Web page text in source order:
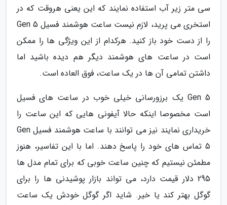
سی متر زیر آب استفاده نمایند که این یعنی هروقت که در
استخری می پرید، لازم نیست ساعت هوشمند فسیل Gen 5
را از دست خود باز کنید. هرکدام از این ویژگی ها را ممکن
است در ساعت های هوشمند دیگر هم دیده باشید اما
داشتن تمامی آن ها در یک ساعت، فوق العاده است.
Gen 5 یک برزورسانی خیلی خوب در ساعت های فسیل
است مخصوصا اینکه حالا آیفونی هایی که این ساعت را
خریداری نمایند نیز می توانند با ساعت هوشمند فسیل Gen
5 تماس های خود را پاسخ دهند. اما با این تفاسیر، هنوز
مطمئن نیستیم که چنین ساعت خوبی که برای تمام مدل ها
295 دلار قیمت دارد، می تواند بازار پوشیدنی ها را برای
گوگل بهتر کند یا خیر. شاید اگر گوگل خودش یک ساعت